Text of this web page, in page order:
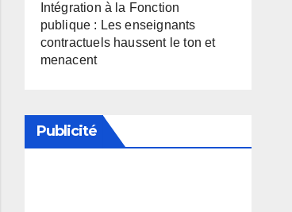
Intégration à la Fonction
publique : Les enseignants
contractuels haussent le ton et
menacent
Publicité